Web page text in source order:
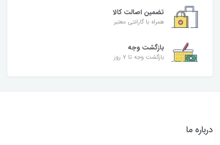
تضمین اصالت کالا
همراه با گارانتی معتبر
بازگشت وجه
بازگشت وجه تا ۷ روز
درباره ما